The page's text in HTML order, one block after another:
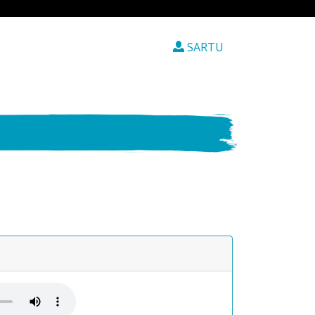
SARTU